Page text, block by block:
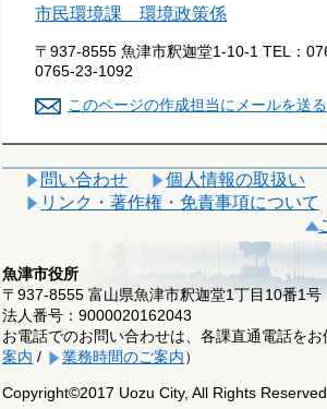
市民環境課 環境政策係
〒937-8555 魚津市釈迦堂1-10-1 TEL：
0765-23-1092
このページの作成担当にメールを送る
問い合わせ
個人情報の取扱い
リンク・著作権・免責事項について
魚津市役所
〒937-8555 富山県魚津市釈迦堂1丁目10番1
法人番号：9000020162043
お電話でのお問い合わせは、各課直通電話をお
案内 / 業務時間のご案内）
Copyright©2017 Uozu City, All Rights Reserved.